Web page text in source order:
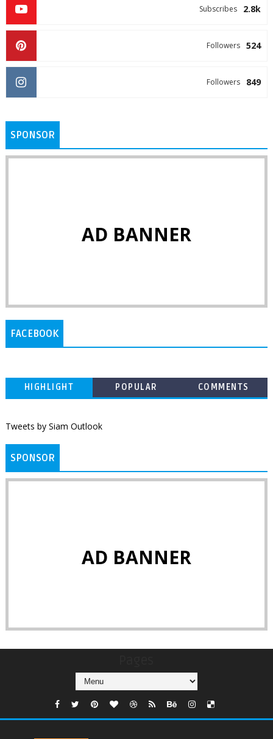
2.8k
Subscribes
524
Followers
849
Followers
SPONSOR
AD BANNER
FACEBOOK
HIGHLIGHT POPULAR COMMENTS
Tweets by Siam Outlook
SPONSOR
AD BANNER